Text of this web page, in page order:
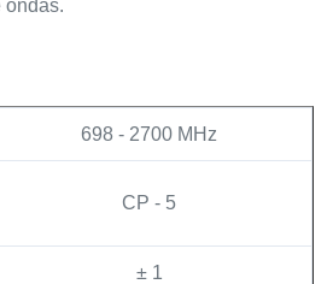
ondas.
698 - 2700 MHz
CP - 5
± 1